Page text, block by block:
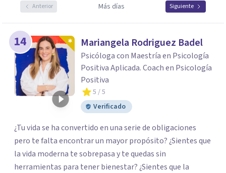
Anterior Más días Siguiente
14 Mariangela Rodriguez Badel
Psicóloga con Maestría en Psicología
Positiva Aplicada. Coach en Psicología
Positiva
5 / 5
Verificado
¿Tu vida se ha convertido en una serie de obligaciones
pero te falta encontrar un mayor propósito? ¿Sientes que
la vida moderna te sobrepasa y te quedas sin
herramientas para tener bienestar? ¿Sientes que la